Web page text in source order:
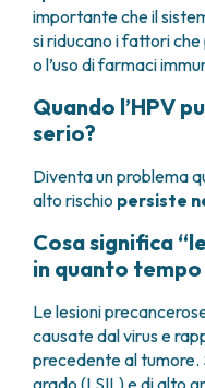
importante che il
si riducano i fattori
o l’uso di farmaci
Quando l’HPV
serio?
Diventa un problema
alto rischio persiste
Cosa significa
in quanto
Le lesioni
causate dal virus e
precedente al tumore.
grado (LSIL) e di alto